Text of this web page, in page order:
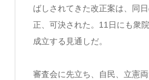
ばしされてきた改正案は、同
正、可決された。11日にも衆
成立する見通しだ。
審査会に先立ち、自民、立憲